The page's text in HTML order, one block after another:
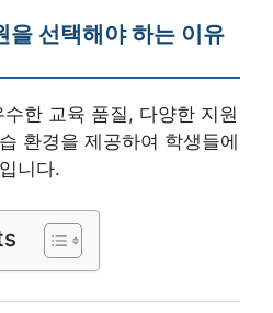
을 선택해야 하는 이유
한 교육 품질, 다양한 지원
환경을 제공하여 학생들에
니다.